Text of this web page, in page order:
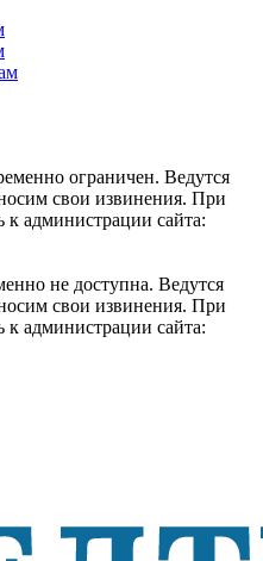
ограничен. Ведутся
свои извинения. При
к администрации сайта:
не доступна. Ведутся
свои извинения. При
к администрации сайта: